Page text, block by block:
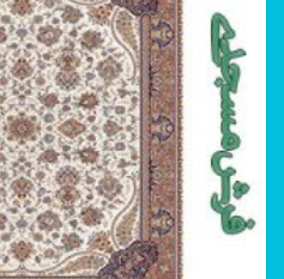
مختلفی
باشد.
گزینه
ها